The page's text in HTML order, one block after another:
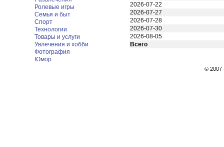
Ролевые игры
Семья и быт
Спорт
Технологии
Товары и услуги
Увлечения и хобби
Фотография
Юмор
2026-07-22
2026-07-27
2026-07-28
2026-07-30
2026-08-05
Всего
©